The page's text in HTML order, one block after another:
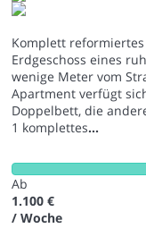
Komplett
Erdgeschoss eines
wenige Meter vom
Apartment verfügt
Doppelbett, die
1 komplettes...
Ab
1.100 €
/ Woche